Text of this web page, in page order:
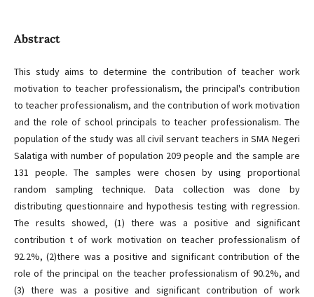
Abstract
This study aims to determine the contribution of teacher work
motivation to teacher professionalism, the principal's contribution
to teacher professionalism, and the contribution of work motivation
and the role of school principals to teacher professionalism. The
population of the study was all civil servant teachers in SMA Negeri
Salatiga with number of population 209 people and the sample are
131 people. The samples were chosen by using proportional
random sampling technique. Data collection was done by
distributing questionnaire and hypothesis testing with regression.
The results showed, (1) there was a positive and significant
contribution t of work motivation on teacher professionalism of
92.2%, (2)there was a positive and significant contribution of the
role of the principal on the teacher professionalism of 90.2%, and
(3) there was a positive and significant contribution of work